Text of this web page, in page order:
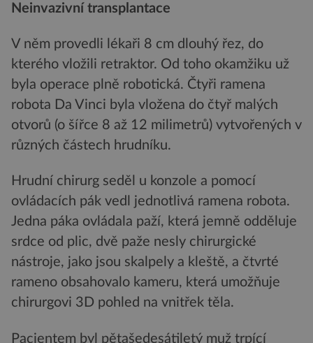
Neinvazivní transplantace
V něm provedli lékaři 8 cm dlouhý řez, do
kterého vložili retraktor. Od toho okamžiku už
byla operace plně robotická. Čtyři ramena
robota Da Vinci byla vložena do čtyř malých
otvorů (o šířce 8 až 12 milimetrů) vytvořených v
různých částech hrudníku.
Hrudní chirurg seděl u konzole a pomocí
ovládacích pák vedl jednotlivá ramena robota.
Jedna páka ovládala paží, která jemně odděluje
srdce od plic, dvě paže nesly chirurgické
nástroje, jako jsou skalpely a kleště, a čtvrté
rameno obsahovalo kameru, která umožňuje
chirurgovi 3D pohled na vnitřek těla.
Pacientem byl pětašedesátiletý muž trpící